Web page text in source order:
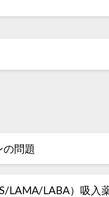
の問題
LAMA/LABA）吸入